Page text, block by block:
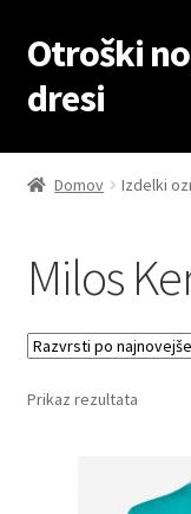
Skip
to
navigation
Skip
to
content
Otroški
dresi
Domov
Kontaktiraj nas
Košarica
Moj račun
Domov Izdelki
Milos
Prikaz rezultata